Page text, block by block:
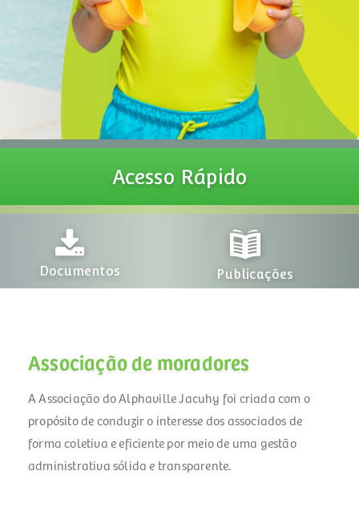
Acesso Rápido
Associação de moradores
A Associação do Alphaville Jacuhy foi criada com o
propósito de conduzir o interesse dos associados de
forma coletiva e eficiente por meio de uma gestão
administrativa sólida e transparente.